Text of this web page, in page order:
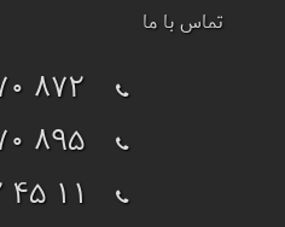
تماس با ما
872
895
45 11